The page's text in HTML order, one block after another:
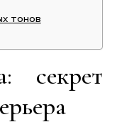
тонов
секрет